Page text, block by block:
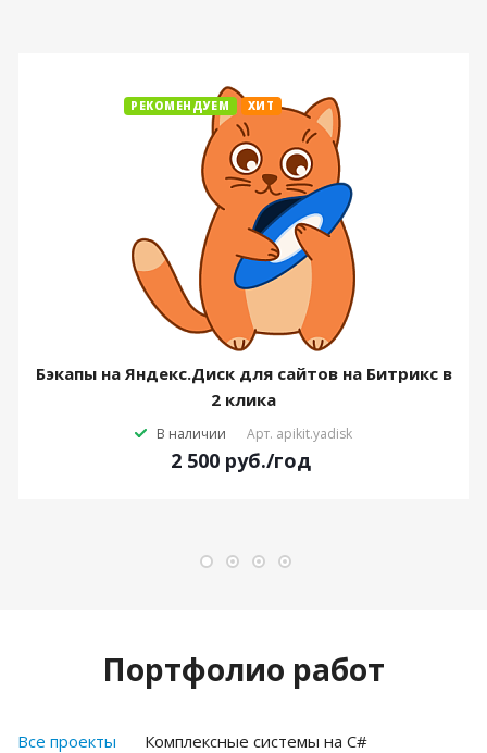
РЕКОМЕНДУЕМ ХИТ
Бэкапы на Яндекс.Диск для сайтов на Битрикс в
2 клика
В наличии Арт. apikit.yadisk
2 500 руб./год
Портфолио работ
Все проекты Комплексные системы на C#